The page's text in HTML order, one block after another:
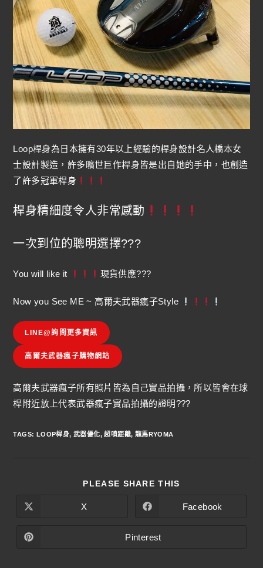
Loop桿身為日本擁有30年以上經驗的桿身設計名人橋本女
士設計製造，許多曠世巨作桿身皆是出自她的手中，也創造
了許多冠軍桿身
桿身精細度令人非常感動
一次到位的聰明選擇???
You will like it 現貨供應???
Now you See ME ~ 高爾夫武器瘋子Style
LINE@詢問更多資訊
高爾夫武器瘋子購物網站
高爾夫武器瘋子所有照片皆為自己實品拍攝，所以皆會在球
桿附近放上代表武器瘋子實品拍攝的證明???
TAGS: LOOP桿身, 武器優化, 超噴距離, 龍馬RYOMA
PLEASE SHARE THIS
X Facebook
Pinterest